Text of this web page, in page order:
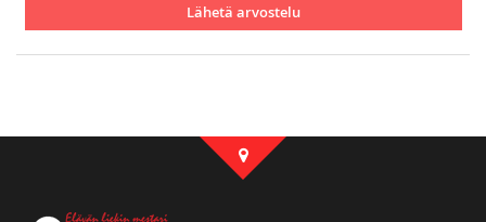
Lähetä arvostelu